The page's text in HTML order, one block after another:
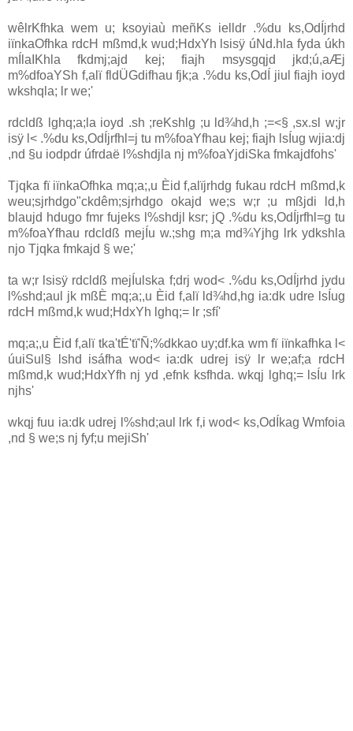
wêlrKfhka wem u; ksoyiaù meñKs ielldr .%du ks,OdÍjrhd
iïnkaOfhka rdcH mßmd,k wud;HdxYh lsisÿ úNd.hla fyda úkh
mÍlaIKhla fkdmj;ajd kej; fiajh msysgqjd jkd;ú,aÆj
m%dfoaYSh f,alï fldÜGdifhau fjk;a .%du ks,OdÍ jiul fiajh ioyd
wkshqla; lr we;'
rdcldß lghq;a;la ioyd .sh ;reKshlg ;u ld¾hd,h ;=<§ ,sx.sl w;jr
isÿ l< .%du ks,OdÍjrfhl=j tu m%foaYfhau kej; fiajh lsÍug wjia:dj
,nd §u iodpdr úfrdaë l%shdjla nj m%foaYjdiSka fmkajdfohs'
Tjqka fï iïnkaOfhka mq;a;,u Èid f,alïjrhdg fukau rdcH mßmd,k
weu;sjrhdgo"ckdêm;sjrhdgo okajd we;s w;r ;u mßjdi ld,h
blaujd hdugo fmr fujeks l%shdjl ksr; jQ .%du ks,OdÍjrfhl=g tu
m%foaYfhau rdcldß mejÍu w.;shg m;a md¾Yjhg lrk ydkshla
njo Tjqka fmkajd § we;'
ta w;r lsisÿ rdcldß mejÍulska f;drj wod< .%du ks,OdÍjrhd jydu
l%shd;aul jk mßÈ mq;a;,u Èid f,alï ld¾hd,hg ia:dk udre lsÍug
rdcH mßmd,k wud;HdxYh lghq;= lr ;sfí'
mq;a;,u Èid f,alï tka'tÉ'tï'Ñ;%dkkao uy;df.ka wm fï iïnkafhka l<
úuiSul§ lshd isáfha wod< ia:dk udrej isÿ lr we;af;a rdcH
mßmd,k wud;HdxYfh nj yd ,efnk ksfhda. wkqj lghq;= lsÍu lrk
njhs'
wkqj fuu ia:dk udrej l%shd;aul lrk f,i wod< ks,OdÍkag Wmfoia
,nd § we;s nj fyf;u mejiSh'